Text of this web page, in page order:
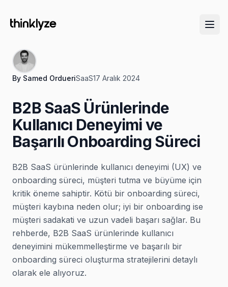
By Samed OrdueriSaaS17 Aralık 2024
B2B SaaS Ürünlerinde
Kullanıcı Deneyimi ve
Başarılı Onboarding Süreci
B2B SaaS ürünlerinde kullanıcı deneyimi (UX) ve
onboarding süreci, müşteri tutma ve büyüme için
kritik öneme sahiptir. Kötü bir onboarding süreci,
müşteri kaybına neden olur; iyi bir onboarding ise
müşteri sadakati ve uzun vadeli başarı sağlar. Bu
rehberde, B2B SaaS ürünlerinde kullanıcı
deneyimini mükemmelleştirme ve başarılı bir
onboarding süreci oluşturma stratejilerini detaylı
olarak ele alıyoruz.